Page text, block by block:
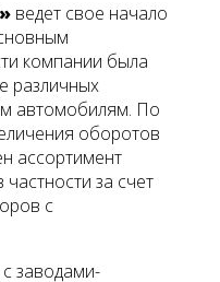
ведет свое начало
компании была
различных
автомобилям. По
оборотов
ассортимент
за счет
с
заводами-